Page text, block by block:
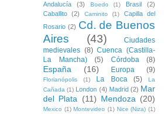
Andalucía (3) Boedo (1) Brasil
(2)
Caballito
(2) Caminito (1)
Capilla del
Rosario (2) Cd. de Buenos
Aires
(43)
Ciudades
medievales (8) Cuenca (Castilla-
La Mancha)
(5) Córdoba (8)
España (16) Europa (9)
Florianópolis (1) La Boca (5)
La
Cañada (1) London (4) Madrid (2) Mar
del Plata (11) Mendoza (20)
Mexico (1) Montevideo (1) Nice (Niza) (1)